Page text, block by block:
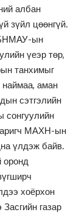
албан
зүйл цөөнгүй.
БНМАУ-ын
үеэр төр,
танхимыг
аман
сэтгэлийн
МАХН-ын
үлдэж байв.
оронд
хоёрхон
газар